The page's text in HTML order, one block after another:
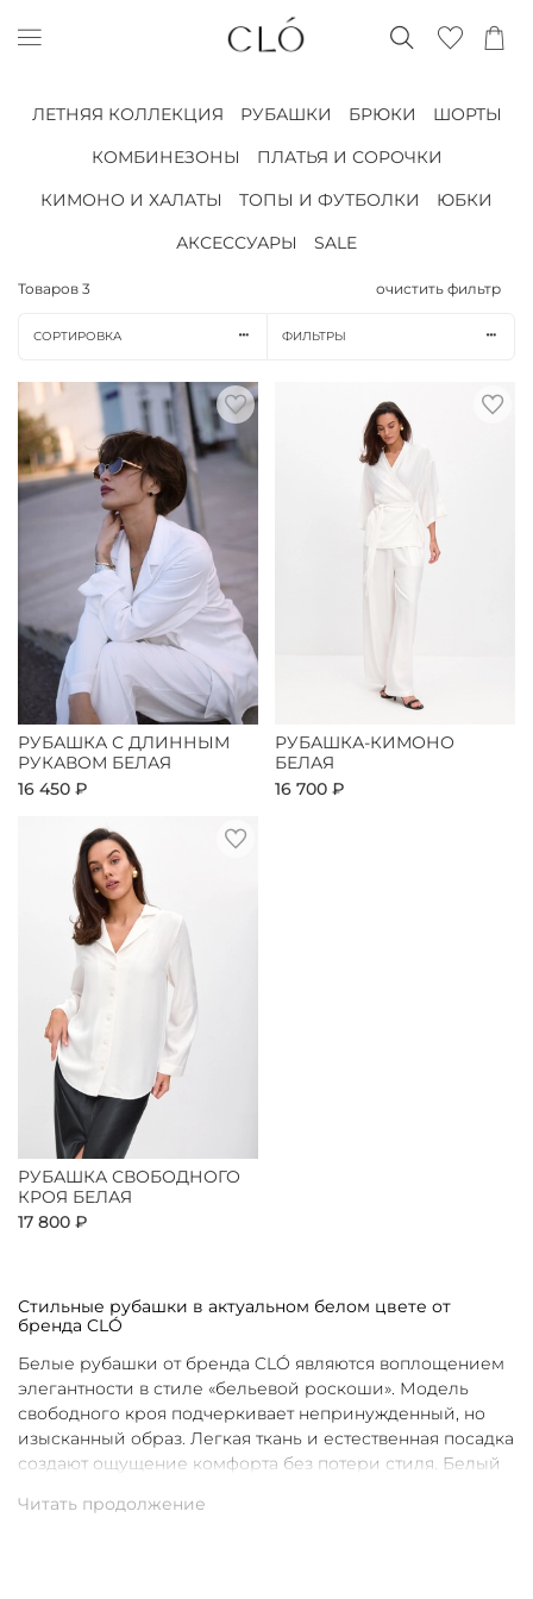
ЛЕТНЯЯ КОЛЛЕКЦИЯ РУБАШКИ БРЮКИ
ШОРТЫ
КОМБИНЕЗОНЫ
ПЛАТЬЯ И СОРОЧКИ
КИМОНО И ХАЛАТЫ
ТОПЫ И ФУТБОЛКИ
ЮБКИ
АКСЕССУАРЫ
SALE
Товаров 3 очистить фильтр
СОРТИРОВКА ФИЛЬТРЫ
РУБАШКА С ДЛИННЫМ
РУКАВОМ БЕЛАЯ
16 450 ₽
РУБАШКА-КИМОНО
БЕЛАЯ
16 700 ₽
РУБАШКА СВОБОДНОГО
КРОЯ БЕЛАЯ
17 800 ₽
Стильные рубашки в актуальном белом цвете от
бренда CLÓ
Белые рубашки от бренда CLÓ являются воплощением
элегантности в стиле «бельевой роскоши». Модель
свободного кроя подчеркивает непринужденный, но
изысканный образ. Легкая ткань и естественная посадка
создают ощущение комфорта без потери стиля. Белый
чистоты и универсальности. Такая рубашка легко